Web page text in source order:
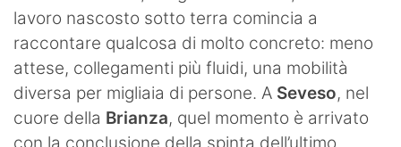
Altri sport
Hockey
Pallanuoto
Pallamano
lavoro nascosto sotto terra comincia a
raccontare qualcosa di molto concreto: meno
attese, collegamenti più fluidi, una mobilità
diversa per migliaia di persone. A Seveso, nel
cuore della Brianza, quel momento è arrivato